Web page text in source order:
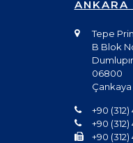
ANKARA
Tepe
B Blok
06800
+90
+90 (312)
+90 (312)